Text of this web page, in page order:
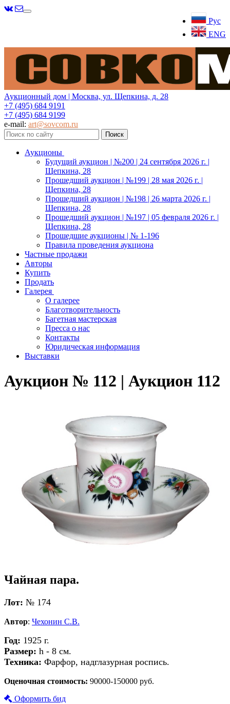
Рус
ENG
Меню
Аукционный дом | Москва, ул. Щепкина, д. 28
+7 (495) 684 9191
+7 (495) 684 9199
e-mail: art@sovcom.ru
Аукционы
Будущий аукцион | №200 | 24 сентября 2026 г. |
Щепкина, 28
Прошедший аукцион | №199 | 28 мая 2026 г. |
Щепкина, 28
Прошедший аукцион | №198 | 26 марта 2026 г. |
Щепкина, 28
Прошедший аукцион | №197 | 05 февраля 2026 г. |
Щепкина, 28
Прошедшие аукционы | № 1-196
Правила проведения аукциона
Частные продажи
Авторы
Купить
Продать
Галерея
О галерее
Благотворительность
Багетная мастерская
Пресса о нас
Контакты
Юридическая информация
Выставки
Аукцион № 112 | Аукцион 112
Чайная пара.
Лот: № 174
Автор: Чехонин С.В.
Год: 1925 г.
Размер: h - 8 см.
Техника: Фарфор, надглазурная роспись.
Оценочная стоимость: 90000-150000 руб.
Оформить бид